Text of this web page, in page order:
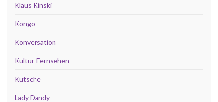
Klaus Kinski
Kongo
Konversation
Kultur-Fernsehen
Kutsche
Lady Dandy